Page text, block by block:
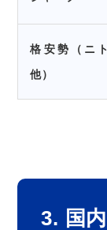
格安勢（ニ
他）
3. 国